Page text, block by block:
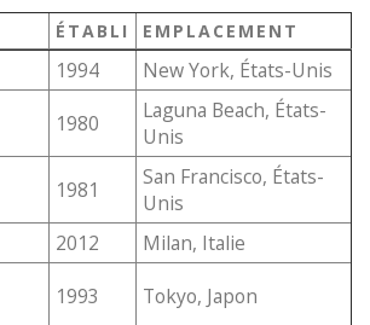
ÉTABLI EMPLACEMENT
1994
New York, États-Unis
1980
Laguna Beach, États-
Unis
1981
San Francisco, États-
Unis
2012
Milan, Italie
1993 Tokyo, Japon